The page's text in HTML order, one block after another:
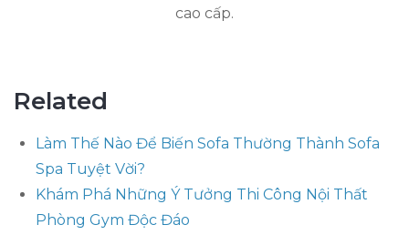
cao cấp.
Related
Làm Thế Nào Để Biến Sofa Thường Thành Sofa
Spa Tuyệt Vời?
Khám Phá Những Ý Tưởng Thi Công Nội Thất
Phòng Gym Độc Đáo